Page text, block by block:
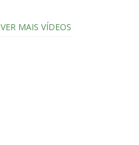
VER MAIS VÍDEOS